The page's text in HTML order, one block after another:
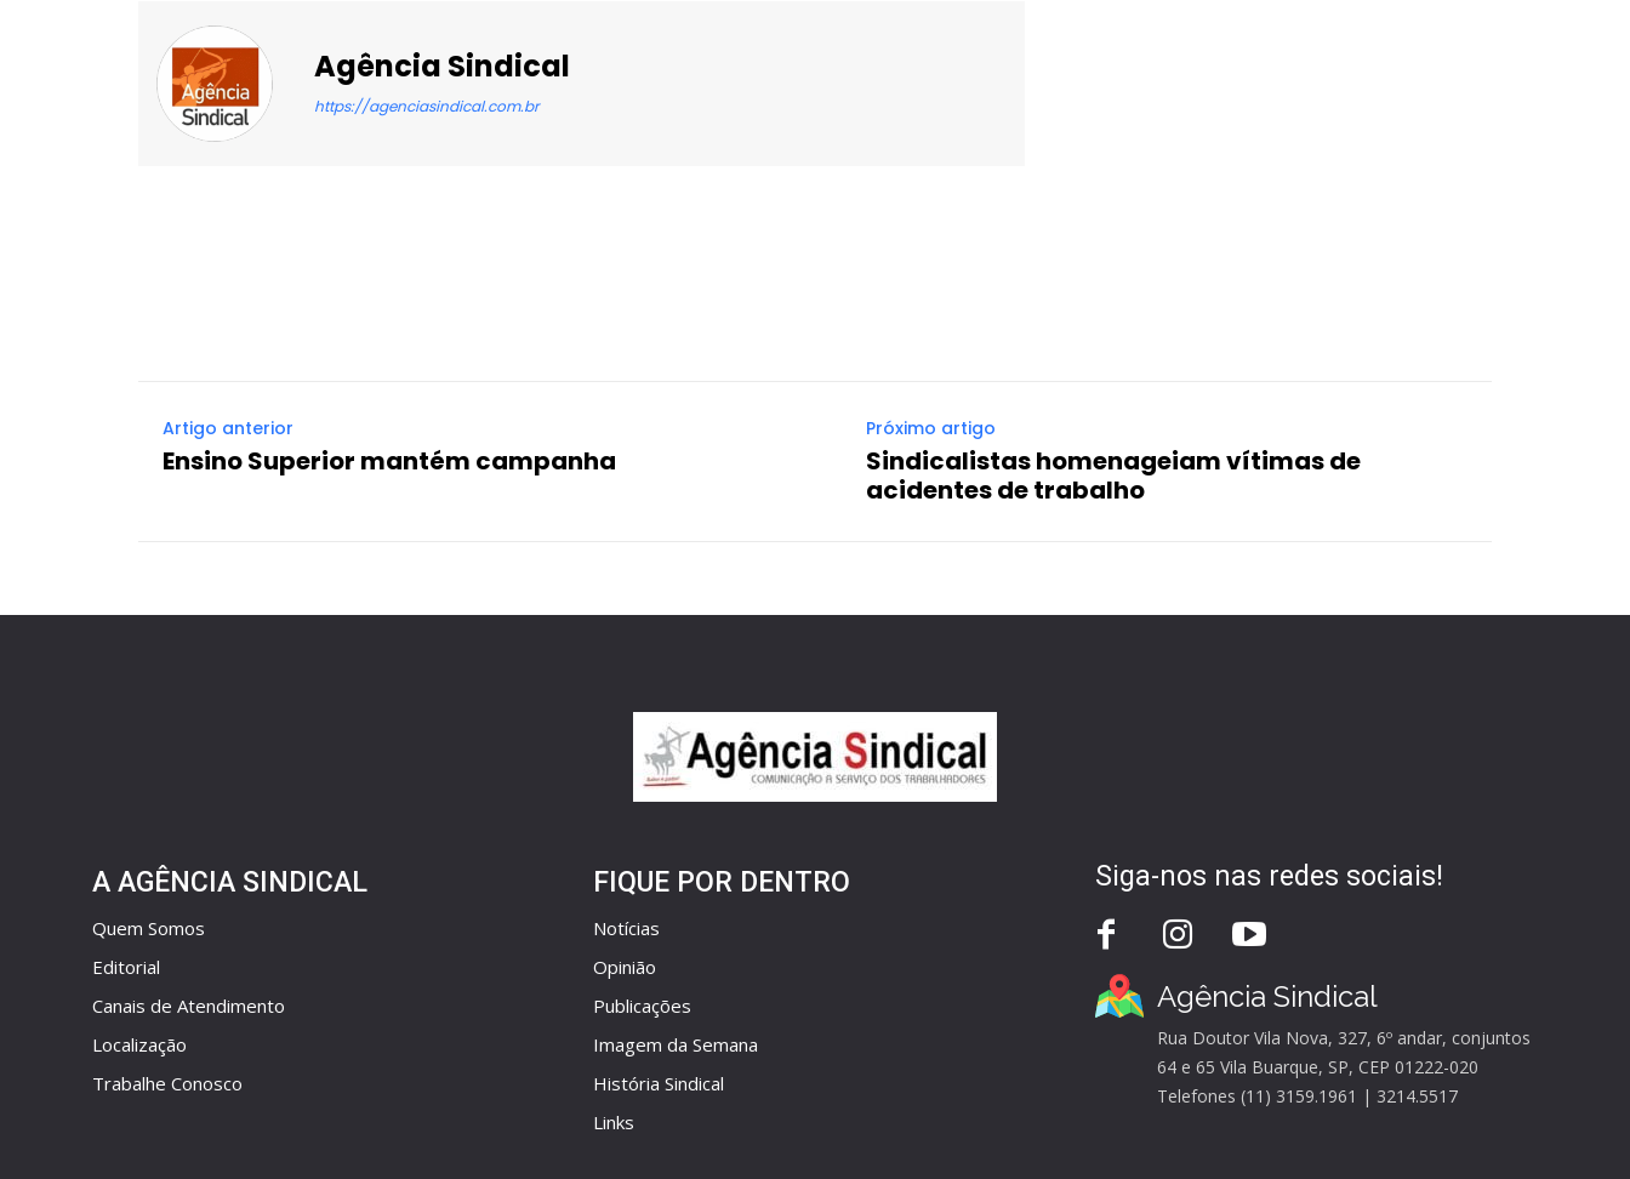
Agência Sindical
https://agenciasindical.com.br
Artigo anterior
Ensino Superior mantém campanha
Próximo artigo
Sindicalistas homenageiam vítimas de
acidentes de trabalho
A AGÊNCIA SINDICAL
Quem Somos
Editorial
Canais de Atendimento
Localização
Trabalhe Conosco
FIQUE POR DENTRO
Notícias
Opinião
Publicações
Imagem da Semana
História Sindical
Links
Siga-nos nas redes sociais!
Agência Sindical
Rua Doutor Vila Nova, 327, 6º andar, conjuntos
64 e 65 Vila Buarque, SP, CEP 01222-020
Telefones (11) 3159.1961 | 3214.5517